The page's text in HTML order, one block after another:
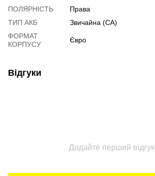
ПОЛЯРНІСТЬ
Права
ТИП АКБ
Звичайна (CA)
ФОРМАТ
КОРПУСУ
Євро
Відгуки
Додайте перший відгук